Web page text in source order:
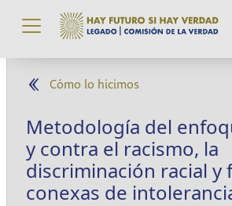
Pasar al contenido principal
Cómo lo hicimos
Metodología del
y contra el racismo, la
discriminación racial y
conexas de